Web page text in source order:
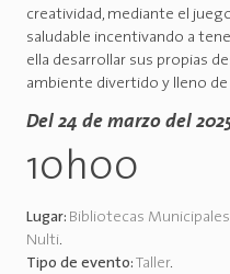
creatividad, mediante el
saludable incentivando a
ella desarrollar sus propias
ambiente divertido y lleno de
Del 24 de marzo del
10h00
Lugar: Bibliotecas
Nulti.
Tipo de evento: Taller.